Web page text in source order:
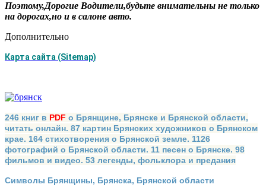
Поэтому,Дорогие Водители,будьте внимательны не только
на дорогах,но и в салоне авто.
Дополнительно
Карта сайта (Sitemap)
246 книг в PDF о Брянщине, Брянске и Брянской области,
читать онлайн. 87 картин Брянских художников о Брянском
крае. 164 стихотворения о Брянской земле. 1126
фотографий о Брянской области. 11 песен о Брянске. 98
фильмов и видео. 53 легенды, фольклора и предания
Символы Брянщины, Брянска, Брянской области